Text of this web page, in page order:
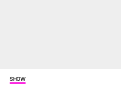
SHOW